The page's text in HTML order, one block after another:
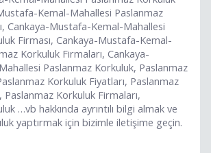
Kemal-Mahallesi Paslanmaz
Cankaya-Mustafa-Kemal-Mahallesi
Firması, Cankaya-Mustafa-Kemal-
Korkuluk Firmaları, Cankaya-
Paslanmaz Korkuluk, Paslanmaz
Korkuluk Fiyatları, Paslanmaz
Paslanmaz Korkuluk Firmaları,
…vb hakkında ayrıntılı bilgi almak ve
yaptırmak için bizimle iletişime geçin.